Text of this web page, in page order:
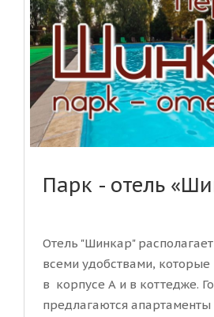
Парк - отель
Отель "Шинкар"
всеми удобствами,
в корпусе А и в коттедже.
предлагаются